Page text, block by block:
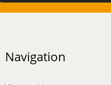
Navigation